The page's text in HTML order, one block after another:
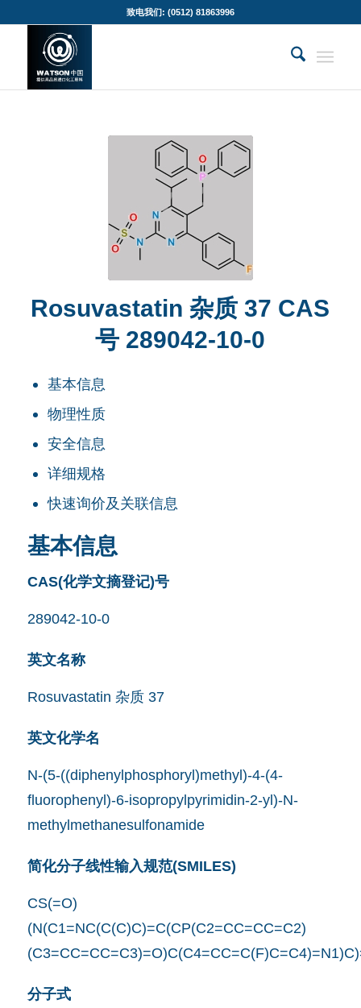
致电我们: (0512) 81863996
Rosuvastatin 杂质 37 CAS
号 289042-10-0
基本信息
物理性质
安全信息
详细规格
快速询价及关联信息
基本信息
CAS(化学文摘登记)号
289042-10-0
英文名称
Rosuvastatin 杂质 37
英文化学名
N-(5-((diphenylphosphoryl)methyl)-4-(4-
fluorophenyl)-6-isopropylpyrimidin-2-yl)-N-
methylmethanesulfonamide
简化分子线性输入规范(SMILES)
CS(=O)
(N(C1=NC(C(C)C)=C(CP(C2=CC=CC=C2)
分子式